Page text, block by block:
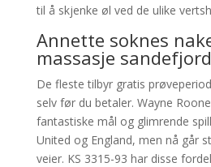
til å skjenke øl ved de ulike
Annette soknes
massasje sandefjord
De fleste tilbyr gratis
selv før du betaler. Wayne
fantastiske mål og glimrende
United og England, men nå går
veier. KS 3315-93 har disse